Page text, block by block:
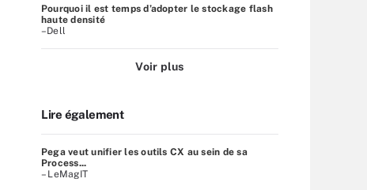
Pourquoi il est temps d’adopter le stockage flash
haute densité
–Dell
Voir plus
Lire également
Pega veut unifier les outils CX au sein de sa
Process...
– LeMagIT